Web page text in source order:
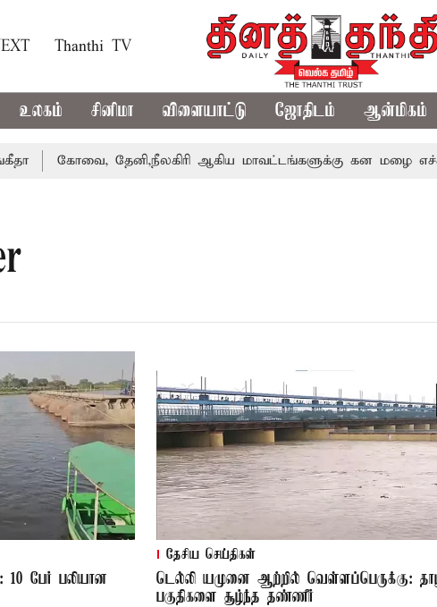
Thanthi TV
உலகம் சினிமா விளையாட்டு ஜோதிடம் ஆன்மிகம்
கோவை, தேனி,நீலகிரி ஆகிய மாவட்டங்களுக்கு கன மழை
10 பேர் பலியான
தேசிய செய்திகள்
டெல்லி யமுனை ஆற்றில் வெள்ளப்பெருக்கு:
பகுதிகளை சூழ்ந்த தண்ணீர்